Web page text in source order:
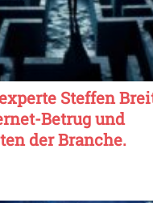
Steffen
Betrug und
der Branche.